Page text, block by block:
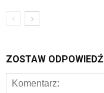
ZOSTAW ODPOWIEDŹ